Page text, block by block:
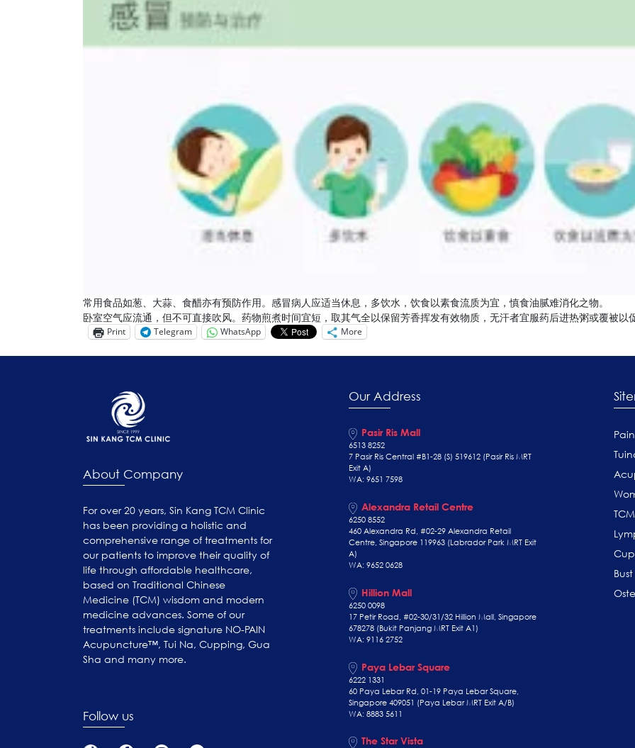
常用食品如葱、大蒜、食醋亦有预防作用。感冒病人应适当休息，多饮水，饮食以素食流质为宜，慎食油腻难消化之物。
卧室空气应流通，但不可直接吹风。药物煎煮时间宜短，取其气全以保留芳香挥发有效物质，无汗者宜服药后进热粥或覆被
Print Telegram WhatsApp More
About Company
For over 20 years, Sin Kang TCM Clinic
has been providing a holistic and
comprehensive range of treatments for
our patients to improve their quality of
life through affordable healthcare,
based on Traditional Chinese
Medicine (TCM) wisdom and modern
medicine advances. Some of our
treatments include signature NO-PAIN
Acupuncture™, Tui Na, Cupping, Gua
Sha and many more.
Follow us
Our Address
Pasir Ris Mall
6513 8252
7 Pasir Ris Central #B1-28 (S) 519612 (Pasir Ris MRT
Exit A)
WA: 9651 7598
Alexandra Retail Centre
6250 8552
460 Alexandra Rd, #02-29 Alexandra Retail
Centre, Singapore 119963 (Labrador Park MRT Exit
A)
WA: 9652 0628
Hillion Mall
6250 0098
17 Petir Road, #02-30/31/32 Hillion Mall, Singapore
678278 (Bukit Panjang MRT Exit A1)
WA: 9116 2752
Paya Lebar Square
6222 1331
60 Paya Lebar Rd, 01-19 Paya Lebar Square,
Singapore 409051 (Paya Lebar MRT Exit A/B)
WA: 8883 5611
The Star Vista